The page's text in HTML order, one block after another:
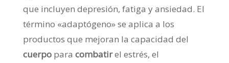
que incluyen depresión, fatiga y ansiedad. El
término «adaptógeno» se aplica a los
productos que mejoran la capacidad del
cuerpo para combatirel estrés, el